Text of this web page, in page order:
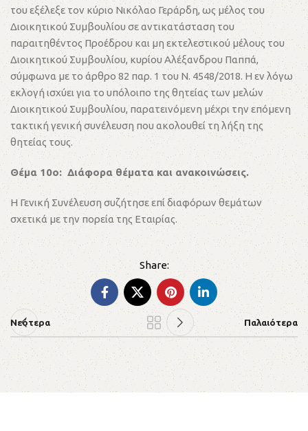
του εξέλεξε τον κύριο Νικόλαο Γεράρδη, ως μέλος του
Διοικητικού Συμβουλίου σε αντικατάσταση του
παραιτηθέντος Προέδρου και μη εκτελεστικού μέλους του
Διοικητικού Συμβουλίου, κυρίου Αλέξανδρου Παππά,
σύμφωνα με το άρθρο 82 παρ. 1 του Ν. 4548/2018. Η εν λόγω
εκλογή ισχύει για το υπόλοιπο της θητείας των μελών
Διοικητικού Συμβουλίου, παρατεινόμενη μέχρι την επόμενη
τακτική γενική συνέλευση που ακολουθεί τη λήξη της
θητείας τους.
Θέμα 10ο: Διάφορα θέματα και ανακοινώσεις.
Η Γενική Συνέλευση συζήτησε επί διαφόρων θεμάτων
σχετικά με την πορεία της Εταιρίας.
Νεότερα Παλαιότερα